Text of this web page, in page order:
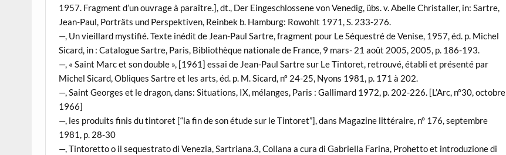
1957. Fragment d’un ouvrage à paraître.], dt., Der Eingeschlossene von Venedig, übs. v. Abelle Christaller, in: Sartre,
Jean-Paul, Porträts und Perspektiven, Reinbek b. Hamburg: Rowohlt 1971, S. 233-276.
—, Un vieillard mystifié. Texte inédit de Jean-Paul Sartre, fragment pour Le Séquestré de Venise, 1957, éd. p. Michel
Sicard, in : Catalogue Sartre, Paris, Bibliothèque nationale de France, 9 mars- 21 août 2005, 2005, p. 186-193.
—, « Saint Marc et son double », [1961] essai de Jean-Paul Sartre sur Le Tintoret, retrouvé, établi et présenté par
Michel Sicard, Obliques Sartre et les arts, éd. p. M. Sicard, nº 24-25, Nyons 1981, p. 171 à 202.
—, Saint Georges et le dragon, dans: Situations, IX, mélanges, Paris : Gallimard 1972, p. 202-226. [L’Arc, n°30, octobre
1966]
—, les produits finis du tintoret [“la fin de son étude sur le Tintoret”], dans Magazine littéraire, n° 176, septembre
1981, p. 28-30
—, Tintoretto o il sequestrato di Venezia, Sartriana.3, Collana a cura di Gabriella Farina, Prohetto et introduzione di